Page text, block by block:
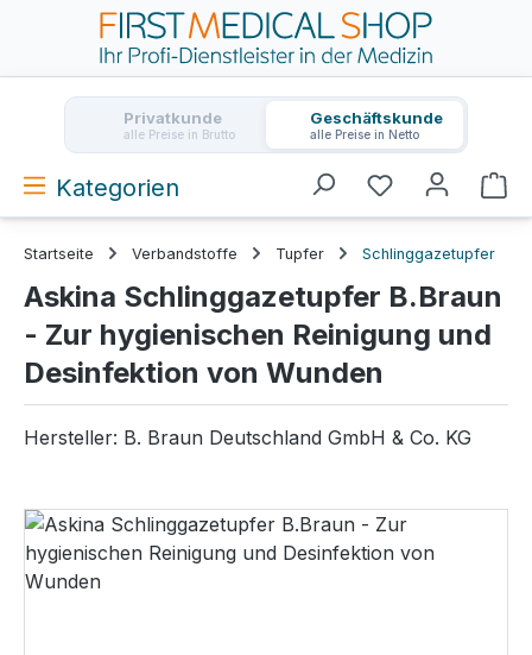
Zum Hauptinhalt springen
Privatkunde
alle Preise in Brutto
Geschäftskunde
alle Preise in Netto
Kategorien
Startseite Verbandstoffe Tupfer Schlinggazetupfer
Askina Schlinggazetupfer B.Braun
- Zur hygienischen Reinigung und
Desinfektion von Wunden
Hersteller: B. Braun Deutschland GmbH & Co. KG
Bildergalerie überspringen